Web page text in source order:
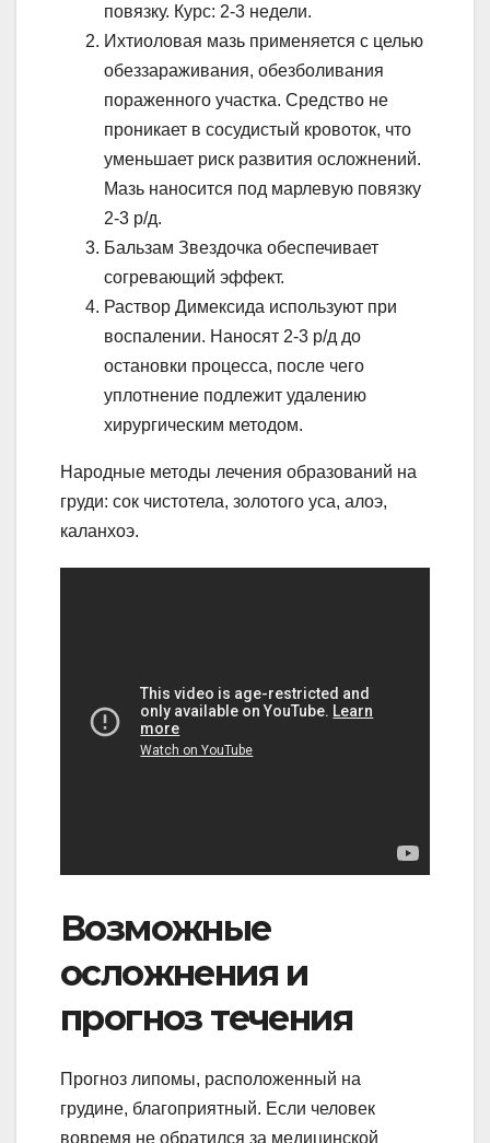
повязку. Курс: 2-3 недели.
Ихтиоловая мазь применяется с целью
обеззараживания, обезболивания
пораженного участка. Средство не
проникает в сосудистый кровоток, что
уменьшает риск развития осложнений.
Мазь наносится под марлевую повязку
2-3 р/д.
Бальзам Звездочка обеспечивает
согревающий эффект.
Раствор Димексида используют при
воспалении. Наносят 2-3 р/д до
остановки процесса, после чего
уплотнение подлежит удалению
хирургическим методом.
Народные методы лечения образований на
груди: сок чистотела, золотого уса, алоэ,
каланхоэ.
Возможные
осложнения и
прогноз течения
Прогноз липомы, расположенный на
грудине, благоприятный. Если человек
вовремя не обратился за медицинской